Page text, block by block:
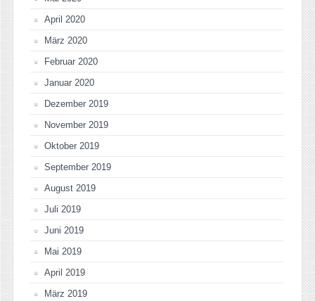
April 2020
März 2020
Februar 2020
Januar 2020
Dezember 2019
November 2019
Oktober 2019
September 2019
August 2019
Juli 2019
Juni 2019
Mai 2019
April 2019
März 2019